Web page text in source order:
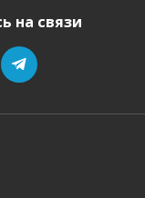
на связи